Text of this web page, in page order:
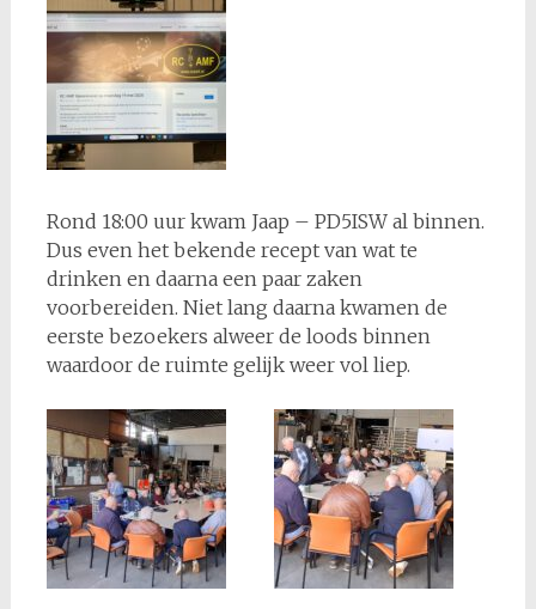
Rond 18:00 uur kwam Jaap – PD5ISW al binnen.
Dus even het bekende recept van wat te
drinken en daarna een paar zaken
voorbereiden. Niet lang daarna kwamen de
eerste bezoekers alweer de loods binnen
waardoor de ruimte gelijk weer vol liep.